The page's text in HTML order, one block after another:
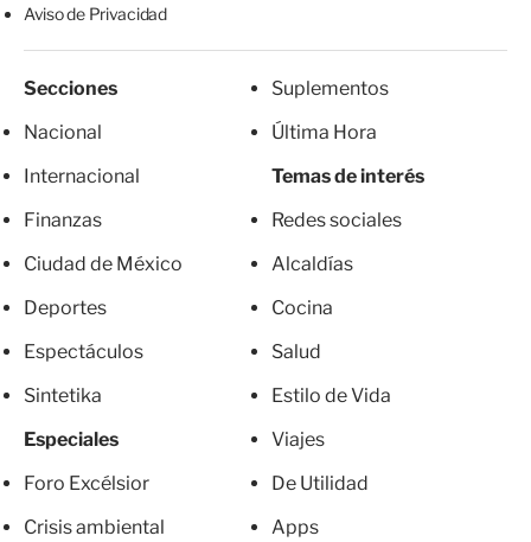
Aviso de Privacidad
Secciones
Nacional
Internacional
Finanzas
Ciudad de México
Deportes
Espectáculos
Sintetika
Especiales
Foro Excélsior
Crisis ambiental
Suplementos
Última Hora
Temas de interés
Redes sociales
Alcaldías
Cocina
Salud
Estilo de Vida
Viajes
De Utilidad
Apps